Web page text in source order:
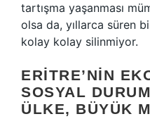
tartışma yaşanması
olsa da, yıllarca süren
kolay kolay silinmiyor.
ERITRE’NIN
SOSYAL
ÜLKE, BÜYÜK